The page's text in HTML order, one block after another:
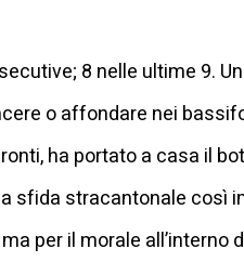
8 nelle ultime 9.
o affondare nei
ha portato a casa il
sfida stracantonale così
per il morale all’interno